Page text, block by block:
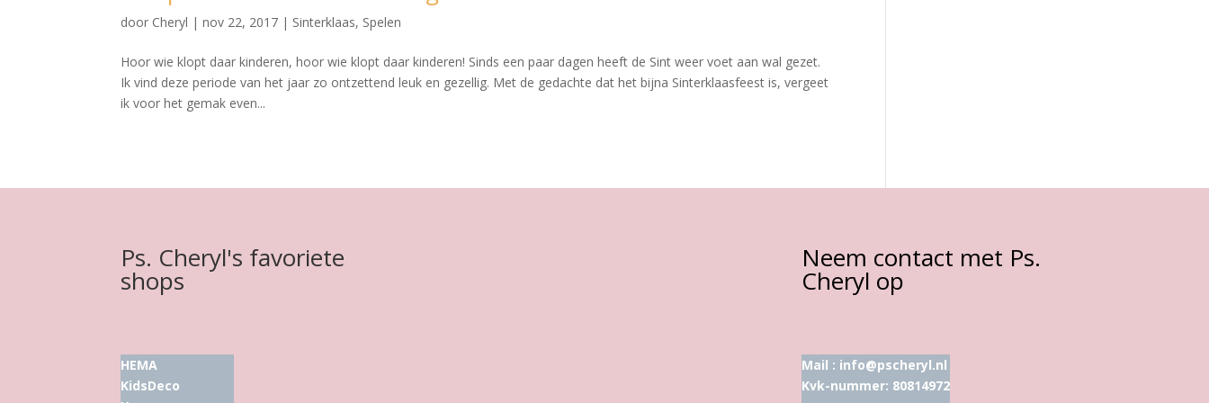
door Cheryl |nov 22, 2017 | Sinterklaas, Spelen
Hoor wie klopt daar kinderen, hoor wie klopt daar kinderen! Sinds een paar dagen heeft de Sint weer voet aan wal gezet.
Ik vind deze periode van het jaar zo ontzettend leuk en gezellig. Met de gedachte dat het bijna Sinterklaasfeest is, vergeet
ik voor het gemak even...
Ps. Cheryl's favoriete
shops
HEMA
KidsDeco
Neem contact met Ps.
Cheryl op
Mail : info@pscheryl.nl
Kvk-nummer: 80814972